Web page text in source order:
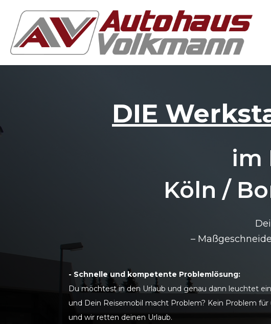
DIE
im
Köln /
–
- Schnelle und kompetente Problemlösung:
Du möchtest in den Urlaub und genau dann leuchtet
und Dein Reisemobil macht Problem? Kein Problem für
und wir retten deinen Urlaub.